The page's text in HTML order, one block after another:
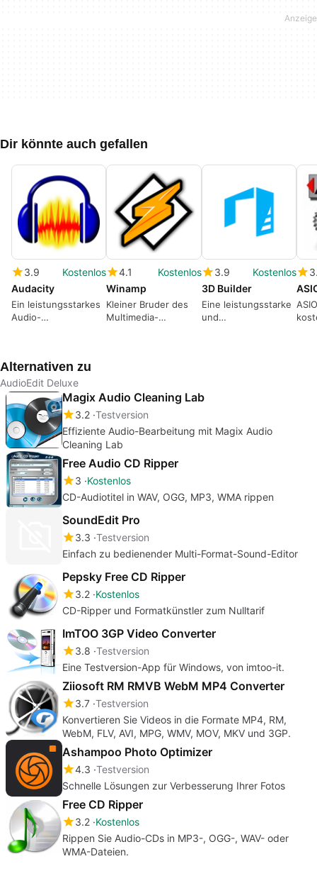
Dir könnte auch gefallen
3.9
Kostenlos
Audacity
Ein leistungsstarkes
Audio-
4.1
Kostenlos
Winamp
Kleiner Bruder des
Multimedia-
3.9
Kostenlos
3D Builder
Eine leistungsstarke
und
Alternativen zu
AudioEdit Deluxe
Magix Audio Cleaning Lab
3.2 Testversion
Effiziente Audio-Bearbeitung mit Magix Audio
Cleaning Lab
Free Audio CD Ripper
3 Kostenlos
CD-Audiotitel in WAV, OGG, MP3, WMA rippen
SoundEdit Pro
3.3 Testversion
Einfach zu bedienender Multi-Format-Sound-Editor
Pepsky Free CD Ripper
3.2 Kostenlos
CD-Ripper und Formatkünstler zum Nulltarif
ImTOO 3GP Video Converter
3.8 Testversion
Eine Testversion-App für Windows, von imtoo-it.
Ziiosoft RM RMVB WebM MP4 Converter
3.7 Testversion
Konvertieren Sie Videos in die Formate MP4, RM,
WebM, FLV, AVI, MPG, WMV, MOV, MKV und 3GP.
Ashampoo Photo Optimizer
4.3 Testversion
Schnelle Lösungen zur Verbesserung Ihrer Fotos
Free CD Ripper
3.2 Kostenlos
Rippen Sie Audio-CDs in MP3-, OGG-, WAV- oder
WMA-Dateien.